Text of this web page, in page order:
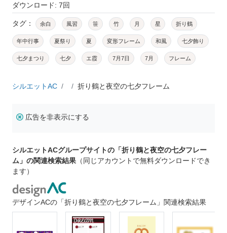
ダウンロード: 7回
タグ： 余白 風習 笹 竹 月 星 折り鶴
年中行事 夏祭り 夏 変形フレーム 和風 七夕飾り
七夕まつり 七夕 エ霞 7月7日 7月 フレーム
シルエットAC 折り鶴と夜空の七夕フレーム
広告を非表示にする
シルエットACグループサイトの「折り鶴と夜空の七夕フレー
ム」の関連検索結果 （同じアカウントで無料ダウンロードでき
ます）
デザインACの「折り鶴と夜空の七夕フレーム」関連検索結果